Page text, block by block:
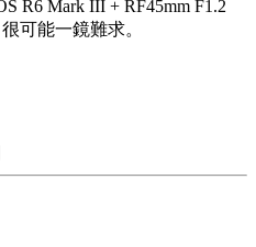
R6 Mark III + RF45mm F1.2
可能一鏡難求。